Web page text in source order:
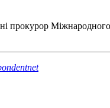
прокурор